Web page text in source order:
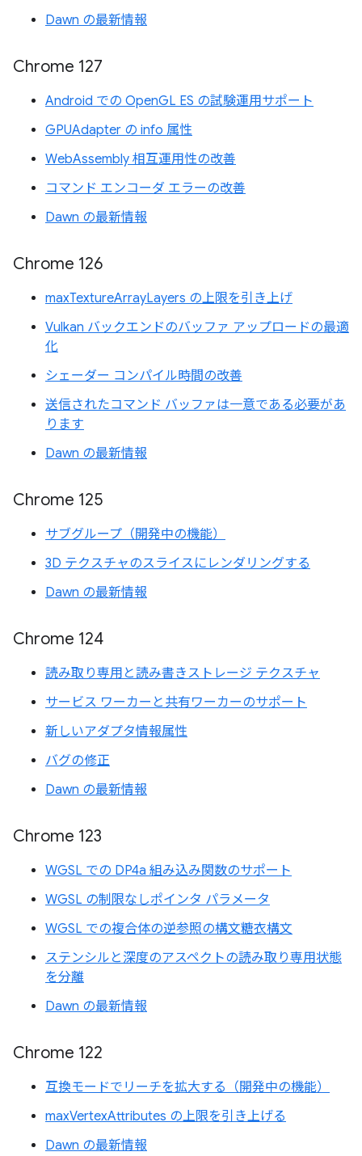
Dawn の最新情報
Chrome 127
Android での OpenGL ES の試験運用サポート
GPUAdapter の info 属性
WebAssembly 相互運用性の改善
コマンド エンコーダ エラーの改善
Dawn の最新情報
Chrome 126
maxTextureArrayLayers の上限を引き上げ
Vulkan バックエンドのバッファ アップロードの最適
化
シェーダー コンパイル時間の改善
送信されたコマンド バッファは一意である必要があ
ります
Dawn の最新情報
Chrome 125
サブグループ（開発中の機能）
3D テクスチャのスライスにレンダリングする
Dawn の最新情報
Chrome 124
読み取り専用と読み書きストレージ テクスチャ
サービス ワーカーと共有ワーカーのサポート
新しいアダプタ情報属性
バグの修正
Dawn の最新情報
Chrome 123
WGSL での DP4a 組み込み関数のサポート
WGSL の制限なしポインタ パラメータ
WGSL での複合体の逆参照の構文糖衣構文
ステンシルと深度のアスペクトの読み取り専用状態
を分離
Dawn の最新情報
Chrome 122
互換モードでリーチを拡大する（開発中の機能）
maxVertexAttributes の上限を引き上げる
Dawn の最新情報